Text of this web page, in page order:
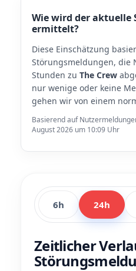
Wie wird der aktuelle
ermittelt?
Diese Einschätzung
Störungsmeldungen, die
Stunden zu The Crew
nur wenige oder keine
gehen wir von einem
Basierend auf
August 2026 um 10:09 Uhr
6h 24h
Zeitlicher